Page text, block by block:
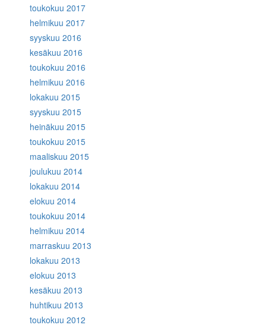
toukokuu 2017
helmikuu 2017
syyskuu 2016
kesäkuu 2016
toukokuu 2016
helmikuu 2016
lokakuu 2015
syyskuu 2015
heinäkuu 2015
toukokuu 2015
maaliskuu 2015
joulukuu 2014
lokakuu 2014
elokuu 2014
toukokuu 2014
helmikuu 2014
marraskuu 2013
lokakuu 2013
elokuu 2013
kesäkuu 2013
huhtikuu 2013
toukokuu 2012